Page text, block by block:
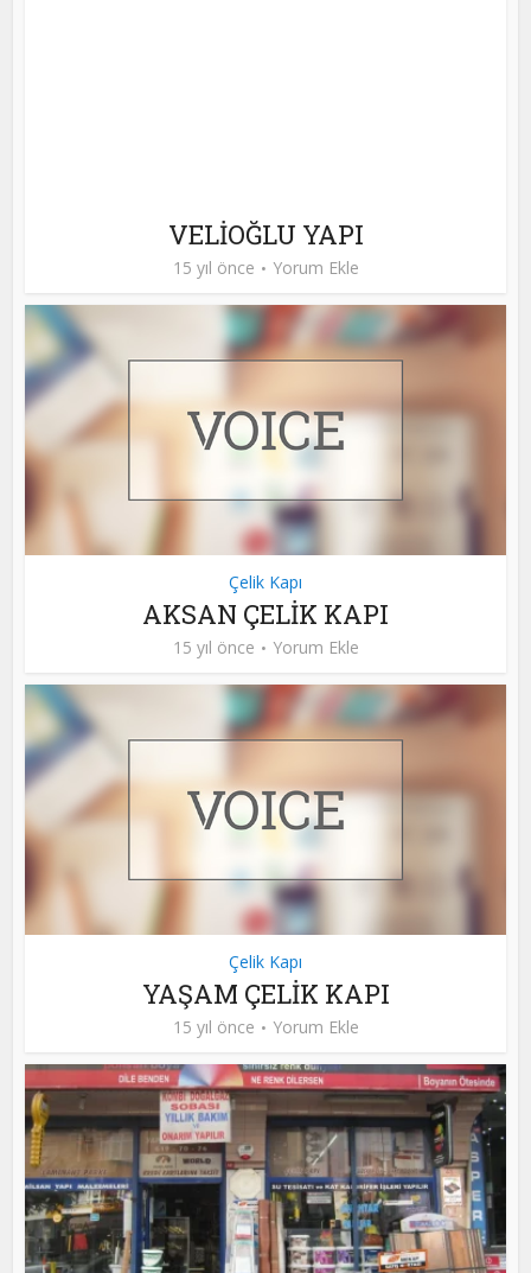
VELİOĞLU YAPI
15 yıl önce Yorum Ekle
Çelik Kapı
AKSAN ÇELİK KAPI
15 yıl önce Yorum Ekle
Çelik Kapı
YAŞAM ÇELİK KAPI
15 yıl önce Yorum Ekle